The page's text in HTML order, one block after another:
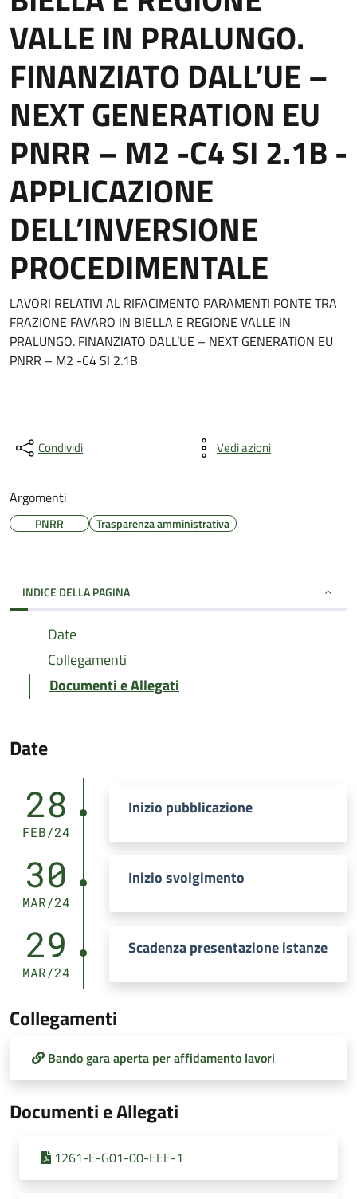
VALLE IN PRALUNGO.
FINANZIATO DALL’UE –
NEXT GENERATION EU
PNRR – M2 -C4 SI 2.1B -
APPLICAZIONE
DELL’INVERSIONE
PROCEDIMENTALE
LAVORI RELATIVI AL RIFACIMENTO PARAMENTI PONTE TRA
FRAZIONE FAVARO IN BIELLA E REGIONE VALLE IN
PRALUNGO. FINANZIATO DALL’UE – NEXT GENERATION EU
PNRR – M2 -C4 SI 2.1B
Condividi Vedi azioni
Argomenti
PNRR Trasparenza amministrativa
INDICE DELLA PAGINA
Date
Collegamenti
Documenti e Allegati
Date
28
FEB/24
Inizio pubblicazione
30
MAR/24
Inizio svolgimento
29
MAR/24
Scadenza presentazione istanze
Collegamenti
Bando gara aperta per affidamento lavori
Documenti e Allegati
1261-E-G01-00-EEE-1